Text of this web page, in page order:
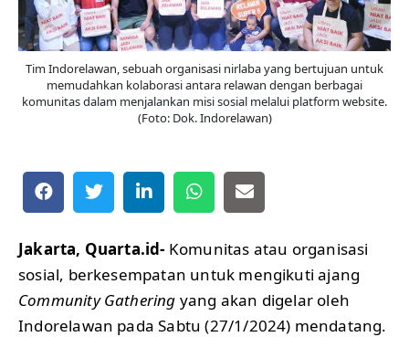
Tim Indorelawan, sebuah organisasi nirlaba yang bertujuan untuk
memudahkan kolaborasi antara relawan dengan berbagai
komunitas dalam menjalankan misi sosial melalui platform website.
(Foto: Dok. Indorelawan)
Jakarta, Quarta.id- Komunitas atau organisasi
sosial, berkesempatan untuk mengikuti ajang
Community Gathering yang akan digelar oleh
Indorelawan pada Sabtu (27/1/2024) mendatang.